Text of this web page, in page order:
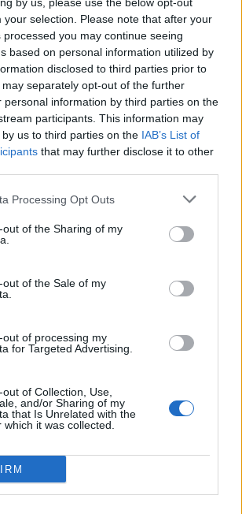
your selection. Please note that after your
you may continue seeing
based on personal information utilized by
disclosed to third parties prior to
separately opt-out of the further
personal information by third parties on the
participants. This information may
us to third parties on the IAB’s List of
that may further disclose it to other
Processing Opt Outs
out of the Sharing of my
out of the Sale of my
out of processing my
for Targeted Advertising.
of Collection, Use,
and/or Sharing of my
that Is Unrelated with the
it was collected.
che in Champions non sia andata la Juve".
sul travagliato addio ai bianconeri di
tornare, io non me ne sarei mai
detto che pretendessi molti soldi, ma la
mi è mai stato offerto il rinnovo. Non ne
parlato. Giuntoli e Thiago Motta mi hanno
servi, trovati una squadra'. Mi è andata
dal Liverpool. Però la Juventus è sempre
club non ho mai parlato di soldi e mai lo
ALLA VERSIONE CLASSICA